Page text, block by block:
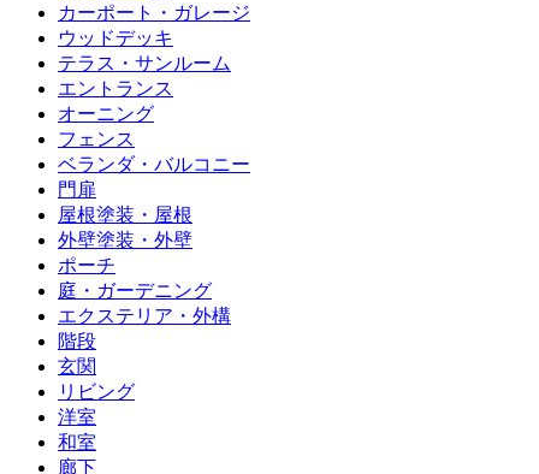
カーポート・ガレージ
ウッドデッキ
テラス・サンルーム
エントランス
オーニング
フェンス
ベランダ・バルコニー
門扉
屋根塗装・屋根
外壁塗装・外壁
ポーチ
庭・ガーデニング
エクステリア・外構
階段
玄関
リビング
洋室
和室
廊下